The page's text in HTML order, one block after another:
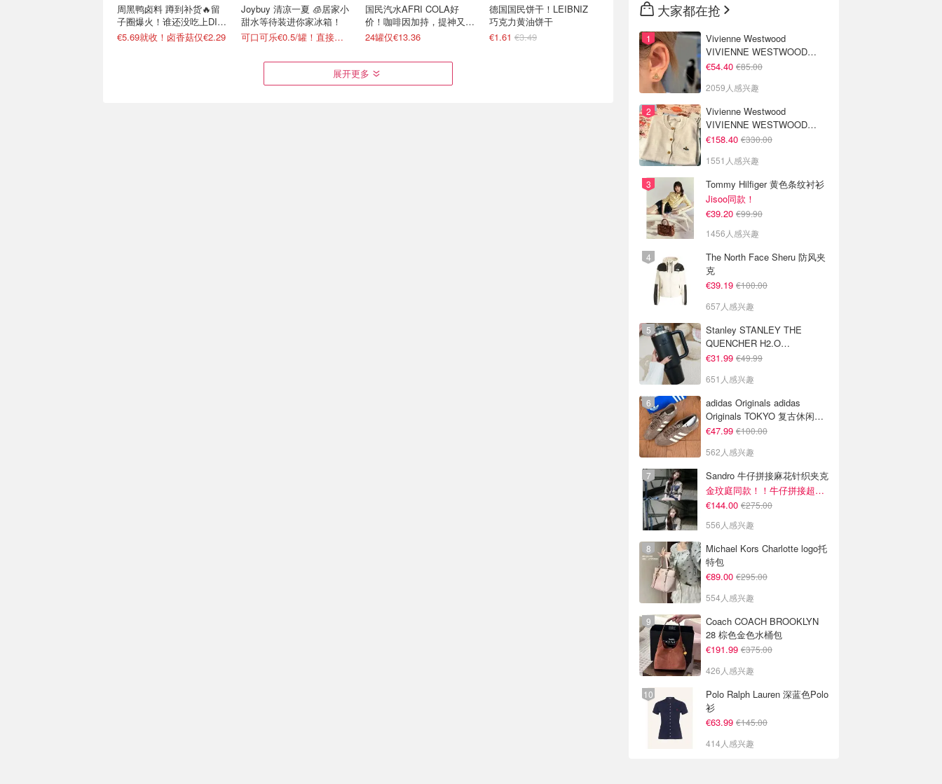
周黑鸭卤料 蹲到补货🔥留
子圈爆火！谁还没吃上DIY
卤货
€5.69就收！卤香菇仅€2.29
Joybuy 清凉一夏 🧊居家小
甜水等待装进你家冰箱！
可口可乐€0.5/罐！直接送家门口
国民汽水AFRI COLA好
价！咖啡因加持，提神又爽
口！
24罐仅€13.36
德国国民饼干！LEIBNIZ
巧克力黄油饼干
€1.61 €3.49
展开更多
大家都在抢
Vivienne Westwood
VIVIENNE WESTWOOD
Nano Solitaire 耳环
€54.40 €85.00
2059人感兴趣
Vivienne Westwood
VIVIENNE WESTWOOD
'Bea' 短款开衫
€158.40 €330.00
1551人感兴趣
Tommy Hilfiger 黄色条纹衬衫
Jisoo同款！
€39.20 €99.90
1456人感兴趣
The North Face Sheru 防风夹
克
€39.19 €100.00
657人感兴趣
Stanley STANLEY THE
QUENCHER H2.O
FLOWSTATE 保温杯 1.18L 黑
€31.99 €49.99
651人感兴趣
adidas Originals adidas
Originals TOKYO 复古休闲鞋
深棕色
€47.99 €100.00
562人感兴趣
Sandro 牛仔拼接麻花针织夹克
金玟庭同款！！牛仔拼接超有层次感
€144.00 €275.00
556人感兴趣
Michael Kors Charlotte logo托
特包
€89.00 €295.00
554人感兴趣
Coach COACH BROOKLYN
28 棕色金色水桶包
€191.99 €375.00
426人感兴趣
Polo Ralph Lauren 深蓝色Polo
衫
€63.99 €145.00
414人感兴趣